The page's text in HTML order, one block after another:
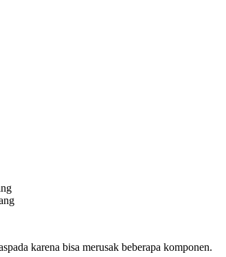
karena bisa merusak beberapa komponen.